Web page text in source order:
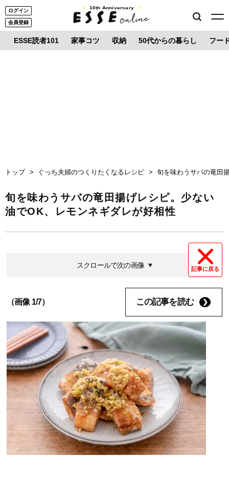
ログイン
会員登録
10th Anniversary
ESSE読者101 家事コツ 収納 50代からの暮らし フー
トップ ぐっち夫婦のつくりたくなるレシピ 旬を味わうサバの竜田
旬を味わうサバの竜田揚げレシピ。少ない
油でOK、レモンネギダレが好相性
記事に戻る
スクロールで次の画像
（画像 1/7） この記事を読む